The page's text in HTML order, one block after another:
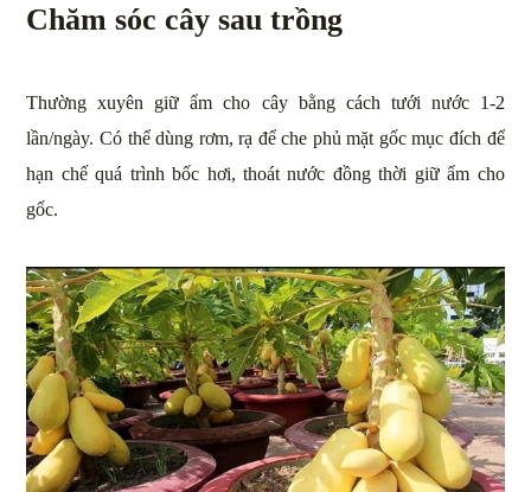
Chăm sóc cây sau trồng
Thường xuyên giữ ẩm cho cây bằng cách tưới nước 1-2
lần/ngày. Có thể dùng rơm, rạ để che phủ mặt gốc mục đích để
hạn chế quá trình bốc hơi, thoát nước đồng thời giữ ẩm cho
gốc.